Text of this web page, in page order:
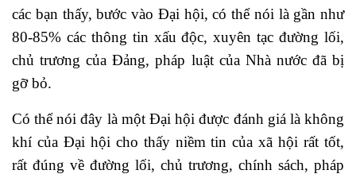
các bạn thấy, bước vào Đại hội, có thể nói là gần như
80-85% các thông tin xấu độc, xuyên tạc đường lối,
chủ trương của Đảng, pháp luật của Nhà nước đã bị
gỡ bỏ.
Có thể nói đây là một Đại hội được đánh giá là không
khí của Đại hội cho thấy niềm tin của xã hội rất tốt,
rất đúng về đường lối, chủ trương, chính sách, pháp